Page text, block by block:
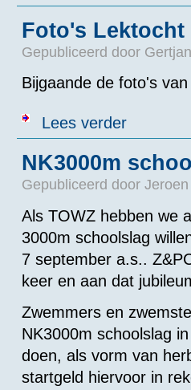
Foto's Lektocht
Gepubliceerd door
Bijgaande de foto's
Lees verderover Foto's
NK3000m
Gepubliceerd door
Als TOWZ hebben we
3000m schoolslag
7 september a.s..
keer en aan dat
Zwemmers en
NK3000m schoolslag
doen, als vorm van
startgeld hiervoor in